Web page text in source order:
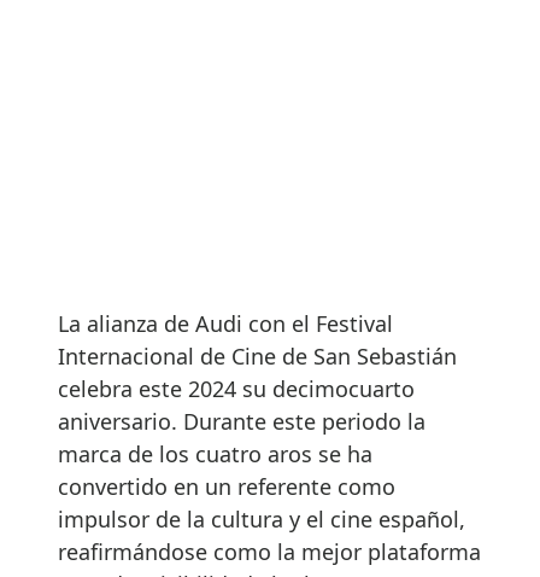
La alianza de Audi con el Festival
Internacional de Cine de San Sebastián
celebra este 2024 su decimocuarto
aniversario. Durante este periodo la
marca de los cuatro aros se ha
convertido en un referente como
impulsor de la cultura y el cine español,
reafirmándose como la mejor plataforma